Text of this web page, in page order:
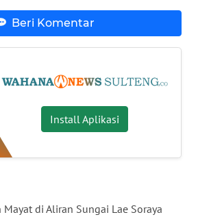
Beri Komentar
Install Aplikasi
Mayat di Aliran Sungai Lae Soraya